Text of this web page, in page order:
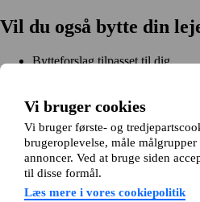
Vi bruger cookies
Vi bruger første- og
brugeroplevelse, måle
annoncer. Ved at bruge siden
til disse formål.
Læs mere i vores cookiepolitik
Vil du også bytte din
Bytteforslag tilpasset til dig
Kom i gang gratis
Kom i gang
Kom i gang gratisSøg annoncerLog
Læs mere
Nyheder og tips
Om Hjembytte.dk